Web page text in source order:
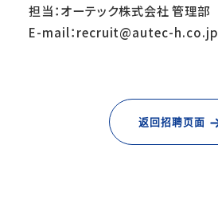
担当：オーテック株式会社 管理部
E-mail：recruit@autec-h.co.jp
返回招聘页面